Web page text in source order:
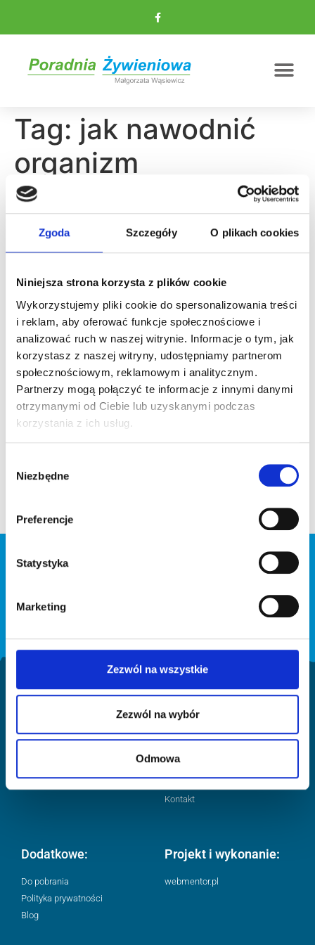
Zgoda Szczegóły O plikach cookies
Niniejsza strona korzysta z plików cookie
Wykorzystujemy pliki cookie do spersonalizowania treści
i reklam, aby oferować funkcje społecznościowe i
analizować ruch w naszej witrynie. Informacje o tym, jak
korzystasz z naszej witryny, udostępniamy partnerom
społecznościowym, reklamowym i analitycznym.
Partnerzy mogą połączyć te informacje z innymi danymi
otrzymanymi od Ciebie lub uzyskanymi podczas
korzystania z ich usług.
zgody
Niezbędne
Preferencje
Statystyka
Marketing
Zezwól na wszystkie
Zezwól na wybór
Odmowa
Tag: jak nawodnić
organizm
Nawodnienie – dlaczego
jest tak ważne?
W ciepłe i słoneczne dni , oczywiście jesteśmy bardziej
myśleć w tym czasie o wodzie.
ul. Świętojańska 94
Start
Oferta
Analizator
Kontakt
Dodatkowe:
Do pobrania
Polityka prywatności
Blog
Projekt i wykonanie:
webmentor.pl